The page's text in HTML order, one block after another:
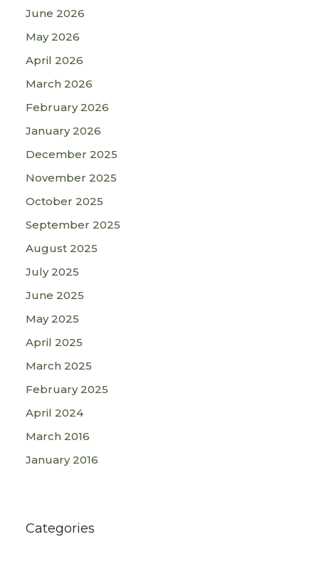
June 2026
May 2026
April 2026
March 2026
February 2026
January 2026
December 2025
November 2025
October 2025
September 2025
August 2025
July 2025
June 2025
May 2025
April 2025
March 2025
February 2025
April 2024
March 2016
January 2016
Categories